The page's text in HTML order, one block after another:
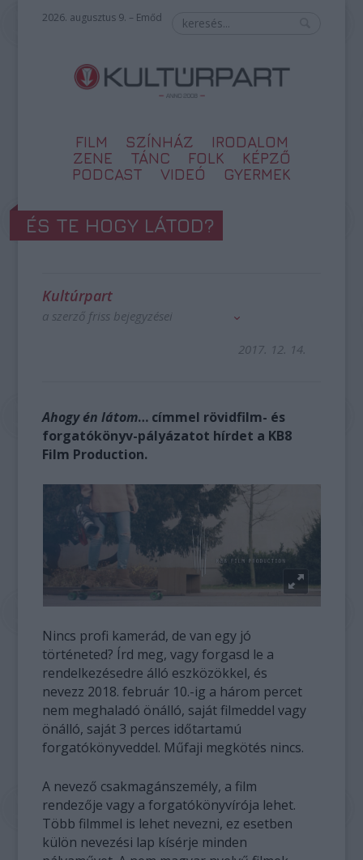
2026. augusztus 9. – Emőd
FILM SZÍNHÁZ
IRODALOM
ZENE
TÁNC FOLK
KÉPZŐ
PODCAST
VIDEÓ GYERMEK
ÉS TE HOGY LÁTOD?
Kultúrpart
a szerző friss bejegyzései
2017. 12. 14.
Ahogy én látom… címmel rövidfilm- és
forgatókönyv-pályázatot hírdet a KB8
Film Production.
Nincs profi kamerád, de van egy jó
történeted? Írd meg, vagy forgasd le a
rendelkezésedre álló eszközökkel, és
nevezz 2018. február 10.-ig a három percet
nem meghaladó önálló, saját filmeddel vagy
önálló, saját 3 perces időtartamú
forgatókönyveddel. Műfaji megkötés nincs.
A nevező csakmagánszemély, a film
rendezője vagy a forgatókönyvírója lehet.
Több filmmel is lehet nevezni, ez esetben
külön nevezési lap kísérje minden